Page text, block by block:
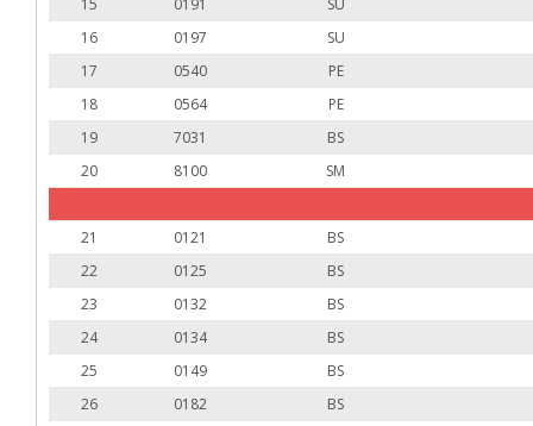
15
0191
SU
16
0197
SU
17
0540
PE
18
0564
PE
19
7031
BS
20
8100 SM
21 0121
BS
22
0125
BS
23
0132
BS
24
0134
BS
25
0149
BS
26
0182
BS